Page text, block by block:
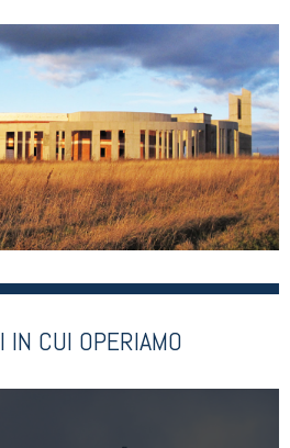
IN CUI OPERIAMO